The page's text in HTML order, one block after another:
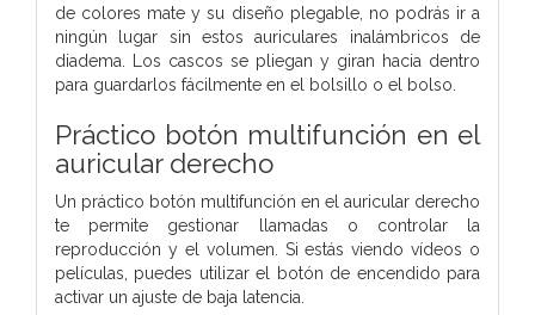
de colores mate y su diseño plegable, no podrás ir a
ningún lugar sin estos auriculares inalámbricos de
diadema. Los cascos se pliegan y giran hacia dentro
para guardarlos fácilmente en el bolsillo o el bolso.
Práctico botón multifunción en el
auricular derecho
Un práctico botón multifunción en el auricular derecho
te permite gestionar llamadas o controlar la
reproducción y el volumen. Si estás viendo vídeos o
películas, puedes utilizar el botón de encendido para
activar un ajuste de baja latencia.